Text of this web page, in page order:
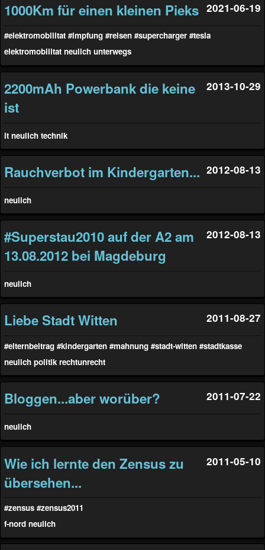
1000Km für einen kleinen Pieks 2021-06-19
#elektromobilitat #impfung #reisen #supercharger #tesla
elektromobilitat neulich unterwegs
2200mAh Powerbank die keine
ist
2013-10-29
it neulich technik
Rauchverbot im Kindergarten... 2012-08-13
neulich
#Superstau2010 auf der A2 am
13.08.2012 bei Magdeburg
2012-08-13
neulich
Liebe Stadt Witten 2011-08-27
#elternbeitrag #kindergarten #mahnung #stadt-witten #stadtkasse
neulich politik rechtunrecht
Bloggen...aber worüber? 2011-07-22
neulich
Wie ich lernte den Zensus zu
übersehen...
2011-05-10
#zensus #zensus2011
f-nord neulich